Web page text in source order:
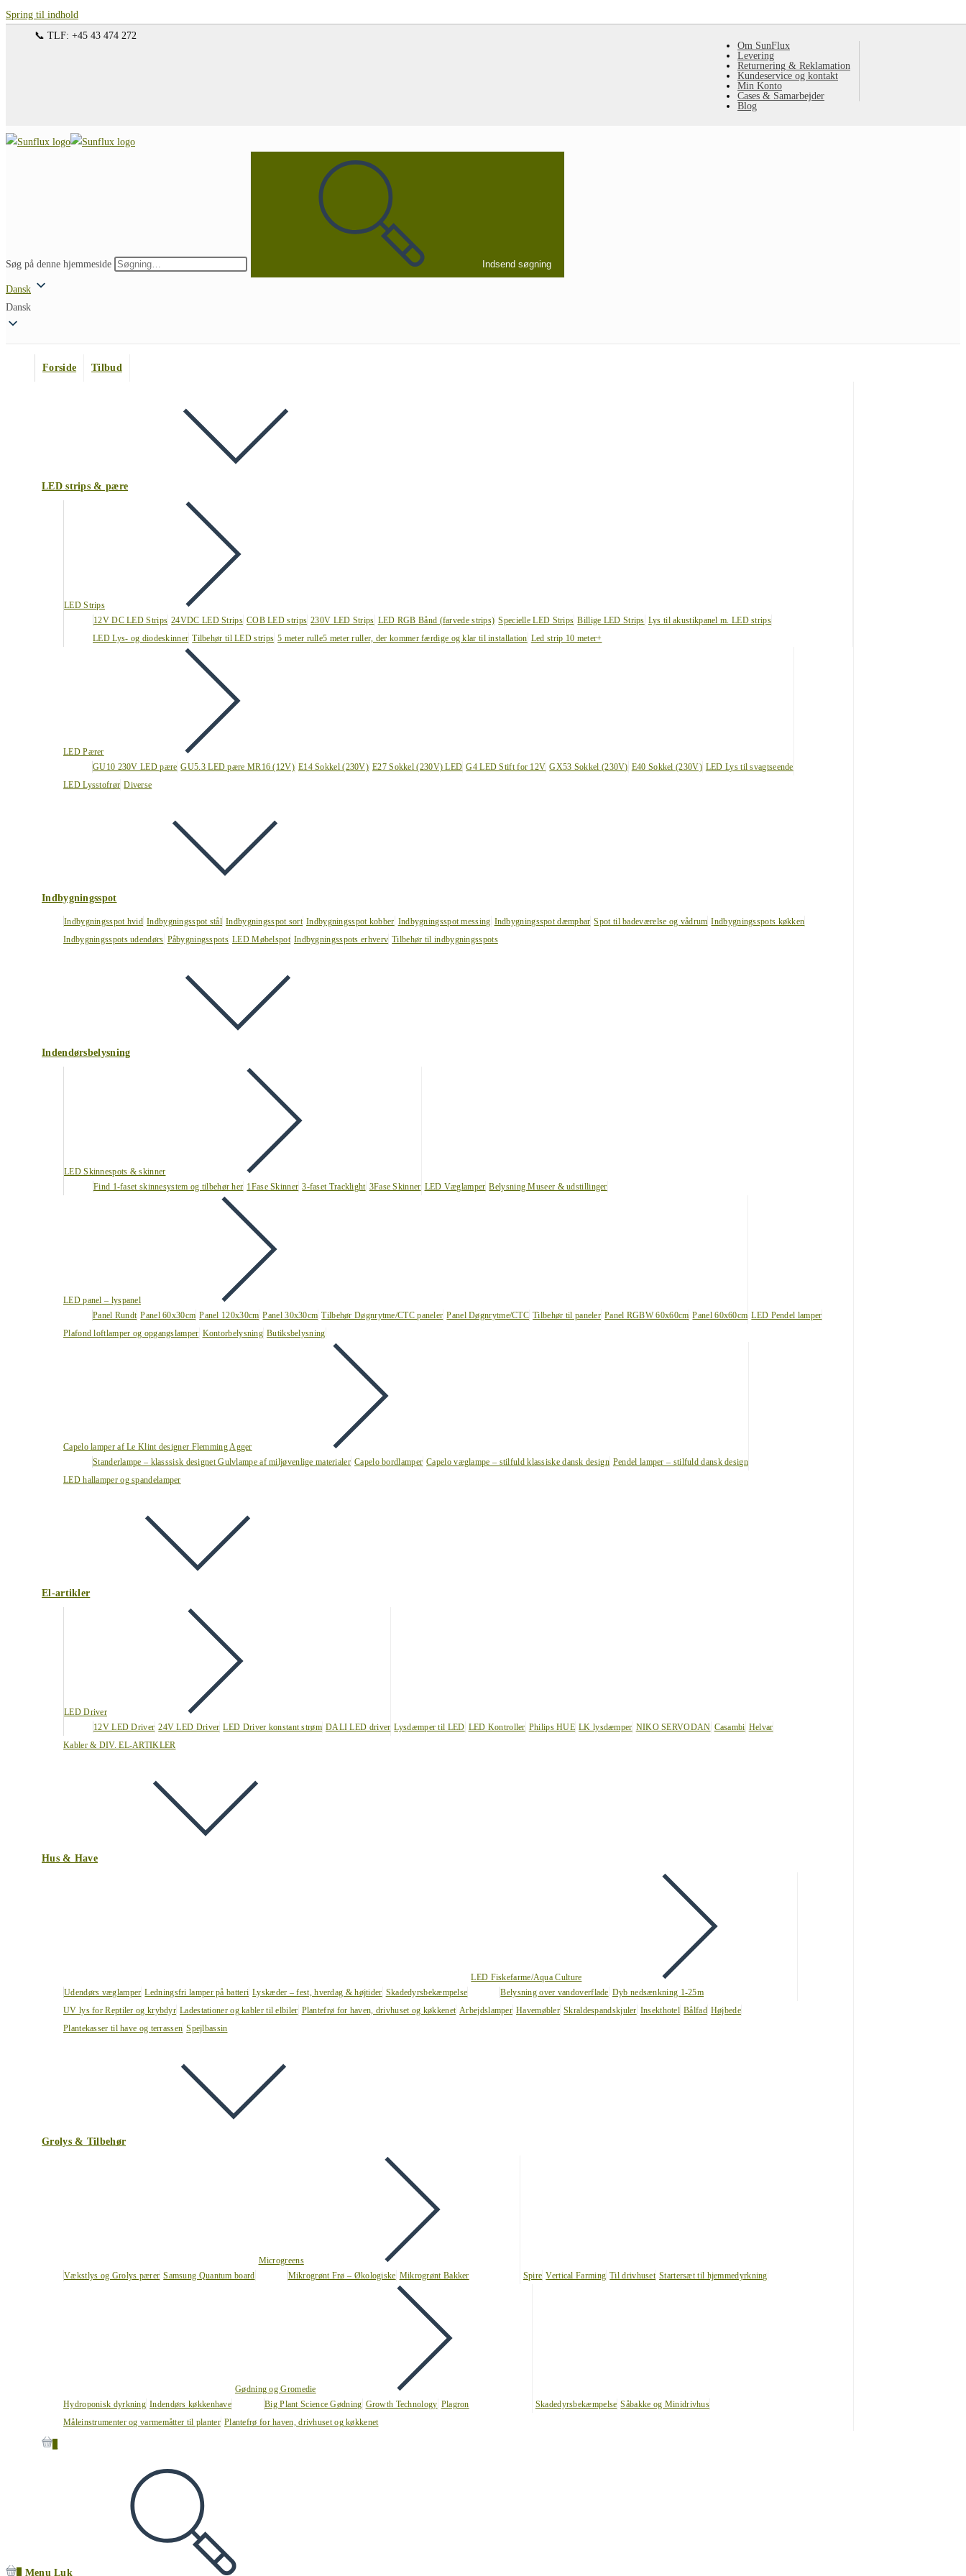
Spring til indhold
Om SunFlux
Levering
Returnering & Reklamation
Kundeservice og kontakt
Min Konto
Cases & Samarbejder
Blog
📞 TLF: +45 43 474 272
Søg på denne hjemmeside Indsend søgning
Dansk
Dansk
Forside Tilbud
LED strips & pære
LED Strips
12V DC LED Strips 24VDC LED Strips COB LED strips 230V LED Strips LED RGB Bånd (farvede strips) Specielle LED Strips Billige LED Strips Lys til akustikpanel m. LED strips
LED Lys- og diodeskinner Tilbehør til LED strips 5 meter rulle5 meter ruller, der kommer færdige og klar til installation Led strip 10 meter+
LED Pærer
GU10 230V LED pære GU5.3 LED pære MR16 (12V) E14 Sokkel (230V) E27 Sokkel (230V) LED G4 LED Stift for 12V GX53 Sokkel (230V) E40 Sokkel (230V) LED Lys til svagtseende
LED Lysstofrør Diverse
Indbygningsspot
Indbygningsspot hvid Indbygningsspot stål Indbygningsspot sort Indbygningsspot kobber Indbygningsspot messing Indbygningsspot dæmpbar Spot til badeværelse og vådrum Indbygningsspots køkken
Indbygningsspots udendørs Påbygningsspots LED Møbelspot Indbygningsspots erhverv Tilbehør til indbygningsspots
Indendørsbelysning
LED Skinnespots & skinner
Find 1-faset skinnesystem og tilbehør her 1Fase Skinner 3-faset Tracklight 3Fase Skinner LED Væglamper Belysning Museer & udstillinger
LED panel – lyspanel
Panel Rundt Panel 60x30cm Panel 120x30cm Panel 30x30cm Tilbehør Døgnrytme/CTC paneler Panel Døgnrytme/CTC Tilbehør til paneler Panel RGBW 60x60cm Panel 60x60cm LED Pendel lamper
Plafond loftlamper og opgangslamper Kontorbelysning Butiksbelysning
Capelo lamper af Le Klint designer Flemming Agger
Standerlampe – klasssisk designet Gulvlampe af miljøvenlige materialer Capelo bordlamper Capelo væglampe – stilfuld klassiske dansk design Pendel lamper – stilfuld dansk design
LED hallamper og spandelamper
El-artikler
LED Driver
12V LED Driver 24V LED Driver LED Driver konstant strøm DALI LED driver Lysdæmper til LED LED Kontroller Philips HUE LK lysdæmper NIKO SERVODAN Casambi Helvar
Kabler & DIV. EL-ARTIKLER
Hus & Have
Udendørs væglamper Ledningsfri lamper på batteri Lyskæder – fest, hverdag & højtider Skadedyrsbekæmpelse
LED Fiskefarme/Aqua Culture
Belysning over vandoverflade Dyb nedsænkning 1-25m
UV lys for Reptiler og krybdyr Ladestationer og kabler til elbiler Plantefrø for haven, drivhuset og køkkenet Arbejdslamper Havemøbler Skraldespandskjuler Insekthotel Bålfad Højbede
Plantekasser til have og terrassen Spejlbassin
Grolys & Tilbehør
Vækstlys og Grolys pærer Samsung Quantum board
Microgreens
Mikrogrønt Frø – Økologiske Mikrogrønt Bakker Spire Vertical Farming Til drivhuset Startersæt til hjemmedyrkning
Hydroponisk dyrkning Indendørs køkkenhave
Gødning og Gromedie
Big Plant Science Gødning Growth Technology Plagron Skadedyrsbekæmpelse Såbakke og Minidrivhus
Måleinstrumenter og varmemåtter til planter Plantefrø for haven, drivhuset og køkkenet
Menu Luk